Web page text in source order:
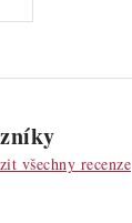
všechny recenze